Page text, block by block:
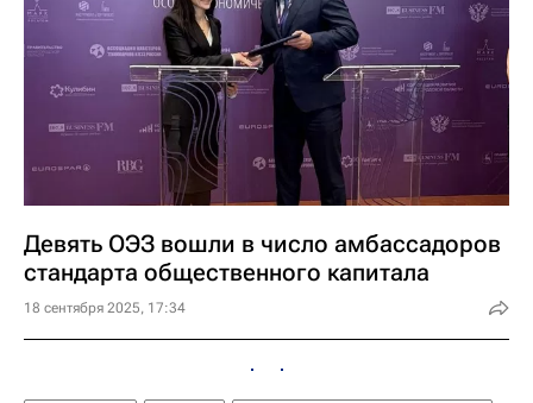
Девять ОЭЗ вошли в число амбассадоров
стандарта общественного капитала
18 сентября 2025, 17:34